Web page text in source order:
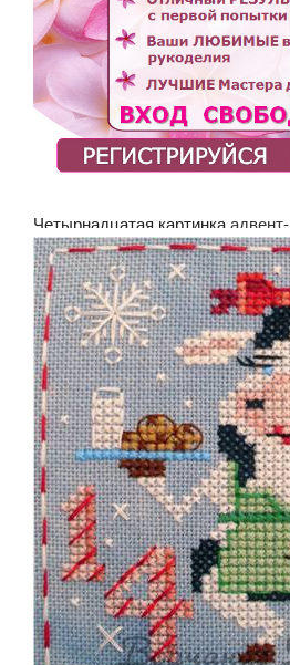
Четырнадцатая картинка